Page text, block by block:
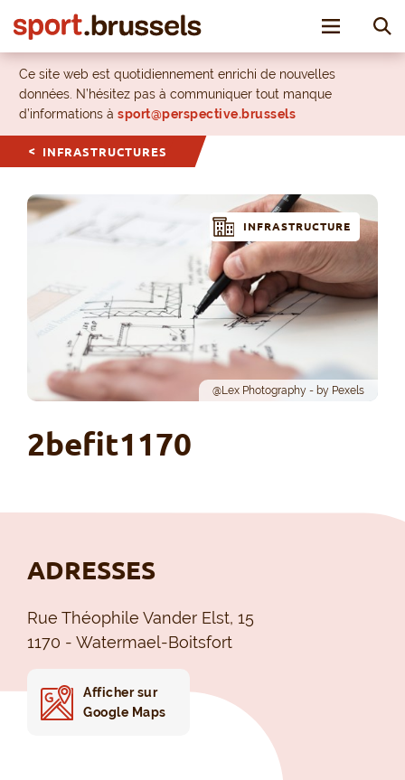
Toggle
Ce site web est quotidiennement enrichi de nouvelles
données. N’hésitez pas à communiquer tout manque
d’informations à sport@perspective.brussels
INFRASTRUCTURES
@Lex Photography - by Pexels
INFRASTRUCTURE
2befit1170
ADRESSES
Rue Théophile Vander Elst, 15
1170 - Watermael-Boitsfort
Afficher sur
Google Maps